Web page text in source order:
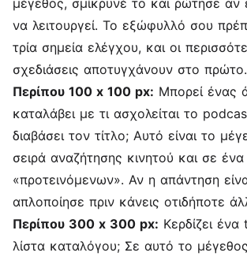
μέγεθος, σμίκρυνέ το και ρώτησε αν
να λειτουργεί. Το εξώφυλλό σου
τρία σημεία ελέγχου, και οι
σχεδιάσεις αποτυγχάνουν στο πρώτο.
Περίπου 100 x 100 px: Μπορεί ένας
καταλάβει με τι ασχολείται το
διαβάσει τον τίτλο; Αυτό είναι το
σειρά αναζήτησης κινητού και σε
«προτεινόμενων». Αν η απάντηση
απλοποίησε πριν κάνεις οτιδήποτε
Περίπου 300 x 300 px: Κερδίζει
λίστα καταλόγου; Σε αυτό το